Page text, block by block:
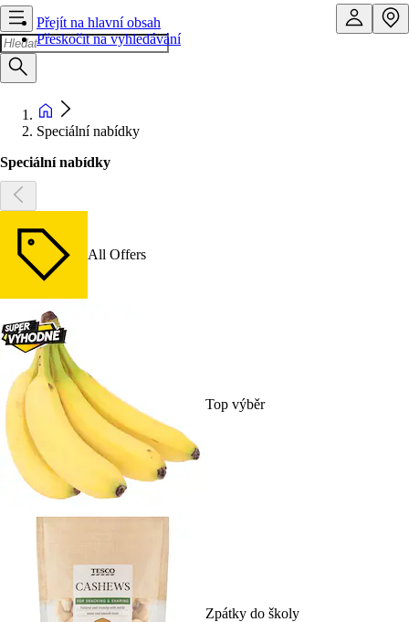
Přejít na hlavní obsah
Přeskočit na vyhledávání
Speciální nabídky
Speciální nabídky
All Offers
Top výběr
Zpátky do školy